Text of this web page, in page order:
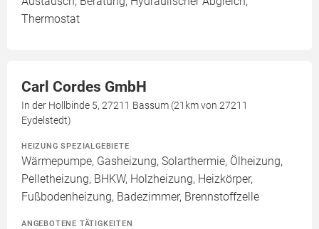
Thermostat
Carl Cordes GmbH
In der Hollbinde 5, 27211 Bassum (21km von 27211
Eydelstedt)
HEIZUNG SPEZIALGEBIETE
Wärmepumpe, Gasheizung, Solarthermie, Ölheizung,
Pelletheizung, BHKW, Holzheizung, Heizkörper,
Fußbodenheizung, Badezimmer, Brennstoffzelle
ANGEBOTENE TÄTIGKEITEN